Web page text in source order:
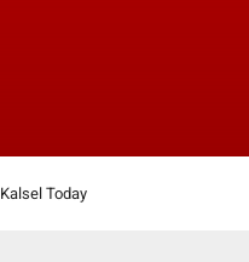
Kalsel Today